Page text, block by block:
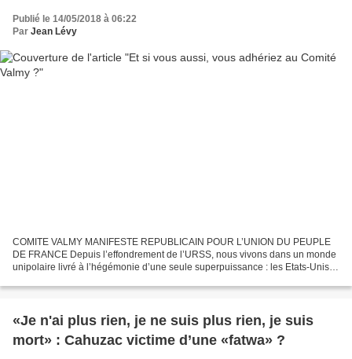
Publié le 14/05/2018 à 06:22
Par Jean Lévy
COMITE VALMY MANIFESTE REPUBLICAIN POUR L’UNION DU PEUPLE
DE FRANCE Depuis l’effondrement de l’URSS, nous vivons dans un monde
unipolaire livré à l’hégémonie d’une seule superpuissance : les Etats-Unis
«Je n'ai plus rien, je ne suis plus rien, je suis
mort» : Cahuzac victime d’une «fatwa» ?